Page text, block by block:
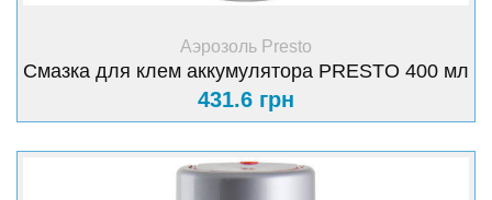
+ Купить
Аэрозоль Presto
Смазка для клем аккумулятора PRESTO 400 мл
431.6 грн